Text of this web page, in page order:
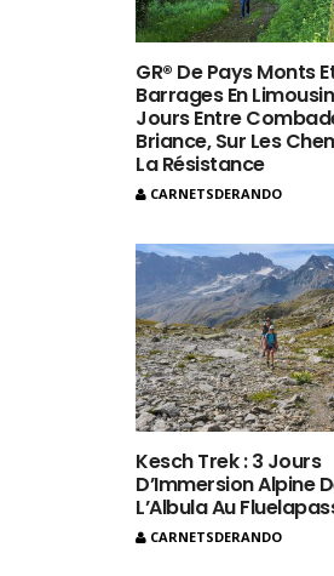
GR® De Pays Monts
Barrages En
Jours Entre
Briance, Sur Les
La Résistance
CARNETSDERANDO
Kesch Trek : 3 Jours
D’Immersion Alpine
L’Albula Au
CARNETSDERANDO